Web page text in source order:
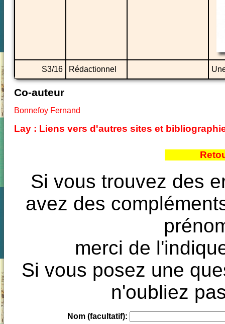
S3/16 Rédactionnel
Co-auteur
Bonnefoy Fernand
Lay : Liens vers d'autres sites et
Si vous trouvez des
avez des
merci de
Si vous posez une
n'oubliez
Nom (facultatif):